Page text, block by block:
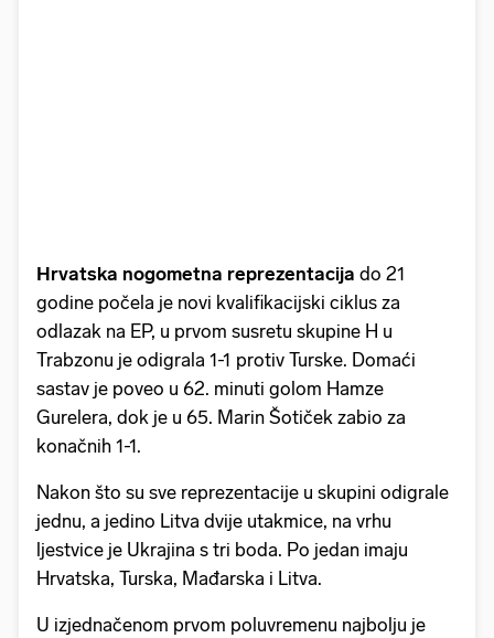
Hrvatska nogometna reprezentacija do 21
godine počela je novi kvalifikacijski ciklus za
odlazak na EP, u prvom susretu skupine H u
Trabzonu je odigrala 1-1 protiv Turske. Domaći
sastav je poveo u 62. minuti golom Hamze
Gurelera, dok je u 65. Marin Šotiček zabio za
konačnih 1-1.
Nakon što su sve reprezentacije u skupini odigrale
jednu, a jedino Litva dvije utakmice, na vrhu
ljestvice je Ukrajina s tri boda. Po jedan imaju
Hrvatska, Turska, Mađarska i Litva.
U izjednačenom prvom poluvremenu najbolju je